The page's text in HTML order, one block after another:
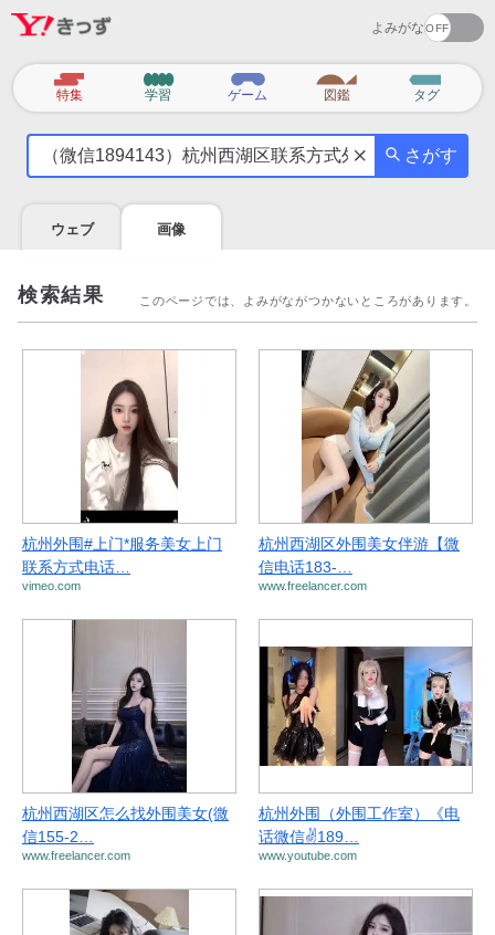
よみがな
カ
テ
特集 学習 ゲーム 図鑑 タグ
気
を
調
べ
よ
さがす
ウェブ 画像
検索結果 このページでは、よみがながつかないところがあります。
杭州外围#上门*服务美女上门
联系方式电话…
vimeo.com
杭州西湖区外围美女伴游【微
信电话183-…
www.freelancer.com
杭州西湖区怎么找外围美女(微
信155-2…
www.freelancer.com
杭州外围（外围工作室）《电
话微信✌189…
www.youtube.com